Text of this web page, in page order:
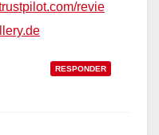
revie
RESPONDER